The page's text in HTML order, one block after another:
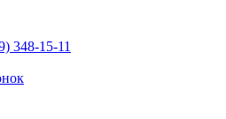
348-15-11